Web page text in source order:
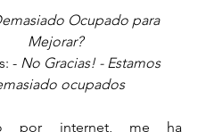
Ocupado para
Mejorar?
- No Gracias! - Estamos
ocupados
por internet, me ha